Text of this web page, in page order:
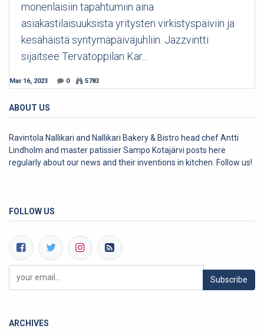
monenlaisiin tapahtumiin aina
asiakastilaisuuksista yritysten virkistyspäiviin ja
kesähäistä syntymäpäiväjuhliin. Jazzvintti
sijaitsee Tervatoppilan Kar...
Mar 16, 2023 0 5783
ABOUT US
Ravintola Nallikari and Nallikari Bakery & Bistro head chef Antti
Lindholm and master patissier Sampo Kotajärvi posts here
regularly about our news and their inventions in kitchen. Follow us!
FOLLOW US
Subscribe
ARCHIVES